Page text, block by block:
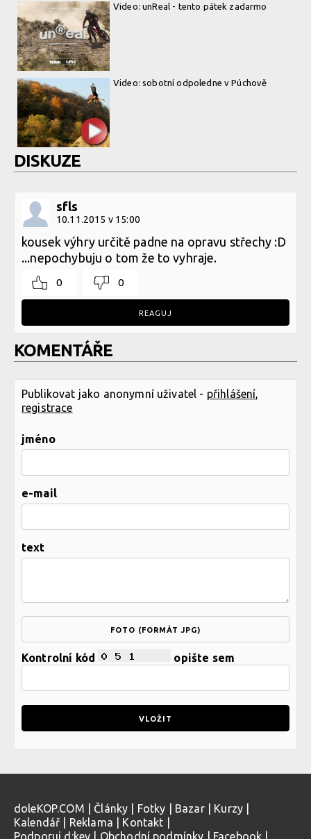
Video: unReal - tento pátek zadarmo
Video: sobotní odpoledne v Púchově
DISKUZE
sfls
10.11.2015 v 15:00
kousek výhry určitě padne na opravu střechy :D
...nepochybuju o tom že to vyhraje.
0 0
REAGUJ
KOMENTÁŘE
Publikovat jako anonymní uživatel - přihlášení
registrace
jméno
e-mail
text
FOTO (FORMÁT JPG)
Kontrolní kód opište sem
doleKOP.COM Články Fotky Bazar| Kurzy
Kalendář
Reklama Kontakt
Podporuj d:key
Obchodní podmínky Facebook